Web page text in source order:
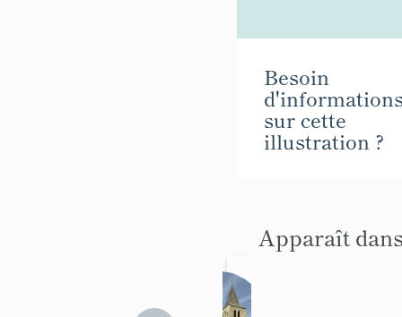
Besoin
sur cette
illustration ?
Apparaît